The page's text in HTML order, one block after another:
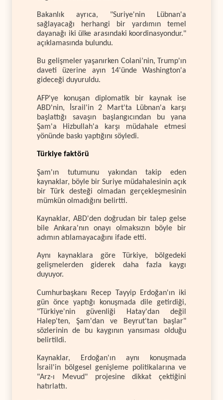
Bakanlık ayrıca, "Suriye'nin Lübnan'a
sağlayacağı herhangi bir yardımın temel
dayanağı iki ülke arasındaki koordinasyondur."
açıklamasında bulundu.
Bu gelişmeler yaşanırken Colani’nin, Trump'ın
daveti üzerine ayın 14'ünde Washington'a
gideceği duyuruldu.
AFP'ye konuşan diplomatik bir kaynak ise
ABD'nin, İsrail'in 2 Mart'ta Lübnan'a karşı
başlattığı savaşın başlangıcından bu yana
Şam'a Hizbullah'a karşı müdahale etmesi
yönünde baskı yaptığını söyledi.
Türkiye faktörü
Şam'ın tutumunu yakından takip eden
kaynaklar, böyle bir Suriye müdahalesinin açık
bir Türk desteği olmadan gerçekleşmesinin
mümkün olmadığını belirtti.
Kaynaklar, ABD'den doğrudan bir talep gelse
bile Ankara'nın onayı olmaksızın böyle bir
adımın atılamayacağını ifade etti.
Aynı kaynaklara göre Türkiye, bölgedeki
gelişmelerden giderek daha fazla kaygı
duyuyor.
Cumhurbaşkanı Recep Tayyip Erdoğan'ın iki
gün önce yaptığı konuşmada dile getirdiği,
"Türkiye'nin güvenliği Hatay'dan değil
Halep'ten, Şam'dan ve Beyrut'tan başlar"
sözlerinin de bu kaygının yansıması olduğu
belirtildi.
Kaynaklar, Erdoğan'ın aynı konuşmada
İsrail'in bölgesel genişleme politikalarına ve
"Arz-ı Mevud" projesine dikkat çektiğini
hatırlattı.